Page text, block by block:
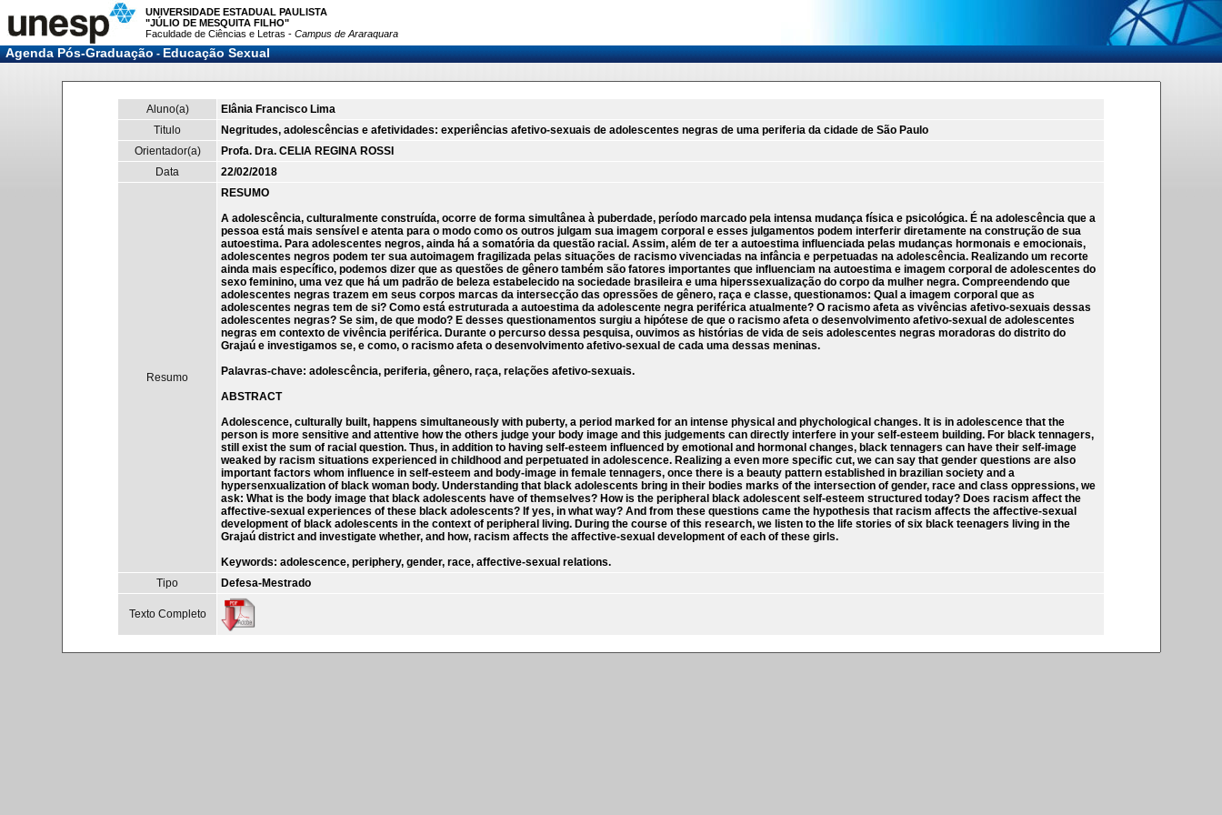
UNIVERSIDADE ESTADUAL PAULISTA
"JÚLIO DE MESQUITA FILHO"
Faculdade de Ciências e Letras - Campus de Araraquara
Agenda Pós-Graduação-Educação Sexual
Aluno(a)
Elânia Francisco Lima
Titulo
Negritudes, adolescências e afetividades: experiências afetivo-sexuais de adolescentes negras de uma periferia da cidade de São Paulo
Orientador(a)
Profa. Dra. CELIA REGINA ROSSI
Data
22/02/2018
Resumo
RESUMO
A adolescência, culturalmente construída, ocorre de forma simultânea à puberdade, período marcado pela intensa mudança física e psicológica. É na adolescência que a
pessoa está mais sensível e atenta para o modo como os outros julgam sua imagem corporal e esses julgamentos podem interferir diretamente na construção de sua
autoestima. Para adolescentes negros, ainda há a somatória da questão racial. Assim, além de ter a autoestima influenciada pelas mudanças hormonais e emocionais,
adolescentes negros podem ter sua autoimagem fragilizada pelas situações de racismo vivenciadas na infância e perpetuadas na adolescência. Realizando um recorte
ainda mais específico, podemos dizer que as questões de gênero também são fatores importantes que influenciam na autoestima e imagem corporal de adolescentes do
sexo feminino, uma vez que há um padrão de beleza estabelecido na sociedade brasileira e uma hiperssexualização do corpo da mulher negra. Compreendendo que
adolescentes negras trazem em seus corpos marcas da intersecção das opressões de gênero, raça e classe, questionamos: Qual a imagem corporal que as
adolescentes negras tem de si? Como está estruturada a autoestima da adolescente negra periférica atualmente? O racismo afeta as vivências afetivo-sexuais dessas
adolescentes negras? Se sim, de que modo? E desses questionamentos surgiu a hipótese de que o racismo afeta o desenvolvimento afetivo-sexual de adolescentes
negras em contexto de vivência periférica. Durante o percurso dessa pesquisa, ouvimos as histórias de vida de seis adolescentes negras moradoras do distrito do
Grajaú e investigamos se, e como, o racismo afeta o desenvolvimento afetivo-sexual de cada uma dessas meninas.
Palavras-chave: adolescência, periferia, gênero, raça, relações afetivo-sexuais.
ABSTRACT
Adolescence, culturally built, happens simultaneously with puberty, a period marked for an intense physical and phychological changes. It is in adolescence that the
person is more sensitive and attentive how the others judge your body image and this judgements can directly interfere in your self-esteem building. For black tennagers,
still exist the sum of racial question. Thus, in addition to having self-esteem influenced by emotional and hormonal changes, black tennagers can have their self-image
weaked by racism situations experienced in childhood and perpetuated in adolescence. Realizing a even more specific cut, we can say that gender questions are also
important factors whom influence in self-esteem and body-image in female tennagers, once there is a beauty pattern established in brazilian society and a
hypersenxualization of black woman body. Understanding that black adolescents bring in their bodies marks of the intersection of gender, race and class oppressions, we
ask: What is the body image that black adolescents have of themselves? How is the peripheral black adolescent self-esteem structured today? Does racism affect the
affective-sexual experiences of these black adolescents? If yes, in what way? And from these questions came the hypothesis that racism affects the affective-sexual
development of black adolescents in the context of peripheral living. During the course of this research, we listen to the life stories of six black teenagers living in the
Grajaú district and investigate whether, and how, racism affects the affective-sexual development of each of these girls.
Keywords: adolescence, periphery, gender, race, affective-sexual relations.
Tipo
Defesa-Mestrado
Texto Completo